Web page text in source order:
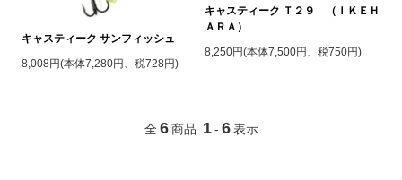
キャスティーク サンフィッシュ
8,008円(本体7,280円、税728円)
キャスティーク Ｔ２９ （ＩＫＥＨ
ＡＲＡ）
8,250円(本体7,500円、税750円)
全 6 商品 1 - 6 表示